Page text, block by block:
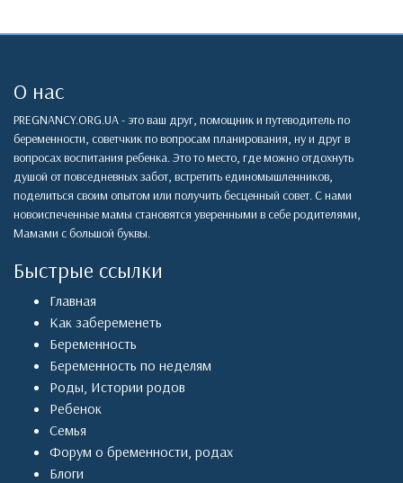
О нас
PREGNANCY.ORG.UA - это ваш друг, помощник и путеводитель по
беременности, советчкик по вопросам планирования, ну и друг в
вопросах воспитания ребенка. Это то место, где можно отдохнуть
душой от повседневных забот, встретить единомышленников,
поделиться своим опытом или получить бесценный совет. С нами
новоиспеченные мамы становятся уверенными в себе родителями,
Мамами с большой буквы.
Быстрые ссылки
Главная
Как забеременеть
Беременность
Беременность по неделям
Роды, Истории родов
Ребенок
Семья
Форум о бременности, родах
Блоги